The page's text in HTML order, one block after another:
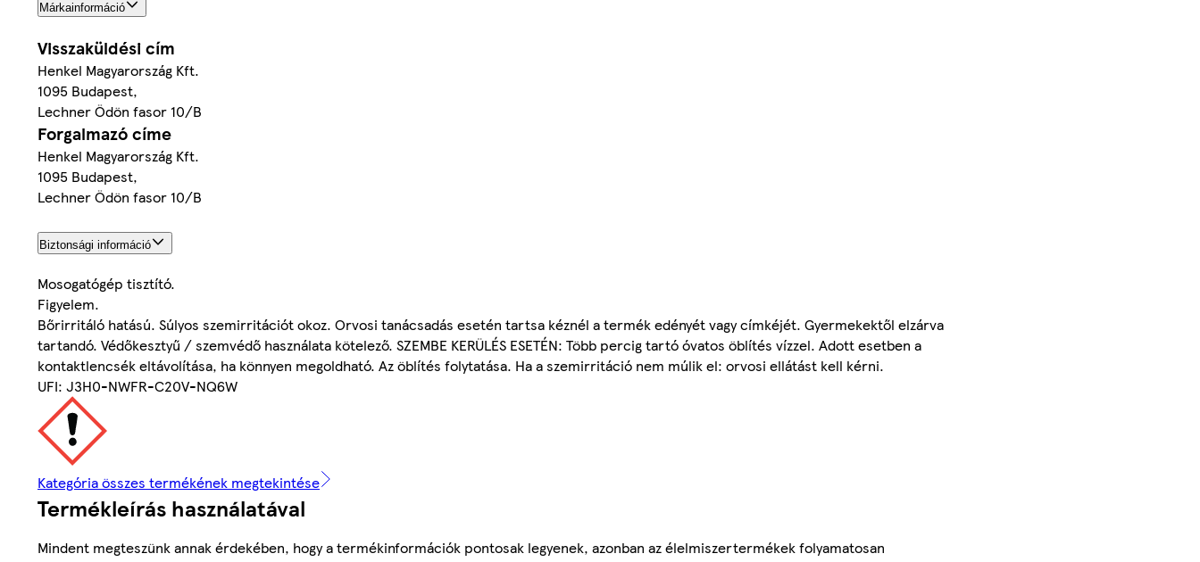
Márkainformáció
Visszaküldési cím
Henkel Magyarország Kft.
1095 Budapest,
Lechner Ödön fasor 10/B
Forgalmazó címe
Henkel Magyarország Kft.
1095 Budapest,
Lechner Ödön fasor 10/B
Biztonsági információ
Mosogatógép tisztító.
Figyelem.
Bőrirritáló hatású. Súlyos szemirritációt okoz. Orvosi tanácsadás esetén tartsa kéznél a termék edényét vagy címkéjét. Gyermekektől elzárva
tartandó. Védőkesztyű / szemvédő használata kötelező. SZEMBE KERÜLÉS ESETÉN: Több percig tartó óvatos öblítés vízzel. Adott esetben a
kontaktlencsék eltávolítása, ha könnyen megoldható. Az öblítés folytatása. Ha a szemirritáció nem múlik el: orvosi ellátást kell kérni.
UFI: J3H0-NWFR-C20V-NQ6W
Kategória összes termékének megtekintése
Termékleírás használatával
Mindent megteszünk annak érdekében, hogy a termékinformációk pontosak legyenek, azonban az élelmiszertermékek folyamatosan